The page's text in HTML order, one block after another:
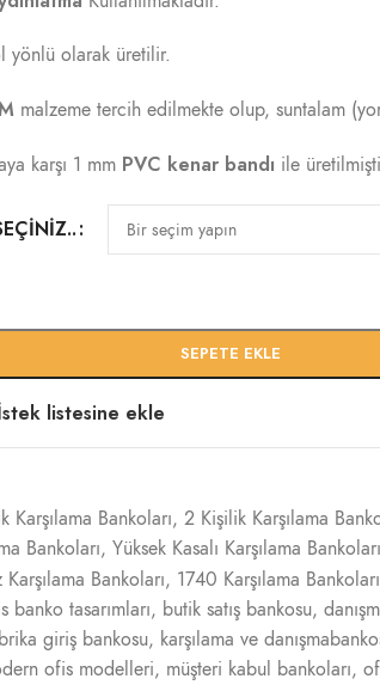
yönlü olarak üretilir.
malzeme tercih edilmekte olup, suntalam
karşı 1 mm PVC kenar bandı ile
SEPETE EKLE
listesine ekle
Karşılama Bankoları, 2 Kişilik Karşılama
Bankoları, Yüksek Kasalı Karşılama Bankoları
Bankoları, 1740 Karşılama Bankoları
banko tasarımları, butik satış bankosu,
giriş bankosu, karşılama ve
ofis modelleri, müşteri kabul bankoları,